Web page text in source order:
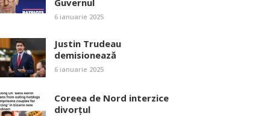
Guvernul
6 ianuarie 2025
Justin Trudeau
demisionează
6 ianuarie 2025
Coreea de Nord interzice
divorțul